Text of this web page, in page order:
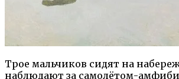
Трое мальчиков сидят на
наблюдают за самолётом-